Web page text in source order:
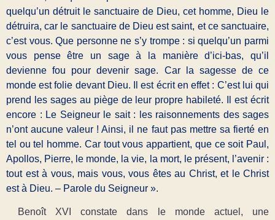
quelqu’un détruit le sanctuaire de Dieu, cet homme, Dieu le
détruira, car le sanctuaire de Dieu est saint, et ce sanctuaire,
c’est vous. Que personne ne s’y trompe : si quelqu’un parmi
vous pense être un sage à la manière d’ici-bas, qu’il
devienne fou pour devenir sage. Car la sagesse de ce
monde est folie devant Dieu. Il est écrit en effet : C’est lui qui
prend les sages au piège de leur propre habileté. Il est écrit
encore : Le Seigneur le sait : les raisonnements des sages
n’ont aucune valeur ! Ainsi, il ne faut pas mettre sa fierté en
tel ou tel homme. Car tout vous appartient, que ce soit Paul,
Apollos, Pierre, le monde, la vie, la mort, le présent, l’avenir :
tout est à vous, mais vous, vous êtes au Christ, et le Christ
est à Dieu. – Parole du Seigneur ».
Benoît XVI constate dans le monde actuel, une